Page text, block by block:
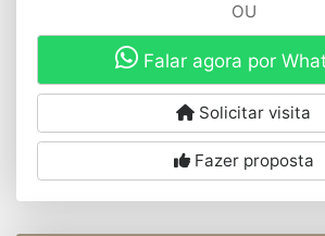
OU
Falar agora por
Solicitar visita
Fazer proposta